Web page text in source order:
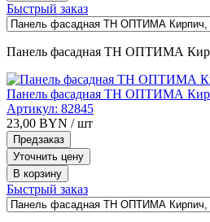
Быстрый заказ
Панель фасадная ТН ОПТИМА
Панель фасадная ТН ОПТИМА
Артикул: 82845
23,00 BYN / шт
Предзаказ
Уточнить цену
В корзину
Быстрый заказ